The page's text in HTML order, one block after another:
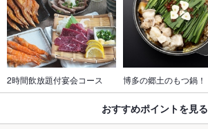
2時間飲放題付宴会コース 博多の郷土のもつ鍋！
おすすめポイントを見る